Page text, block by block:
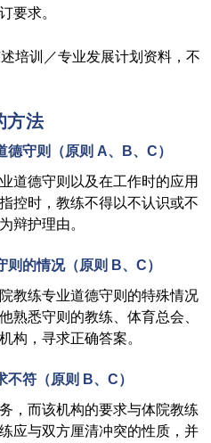
要求。
培训／专业发展计划资料，不
方法
德守则 （原则 A、 B、 C）
道德守则以及在工作时的应用
控时，教练不得以不认识或不
辩护理由。
则的情况（原则 B、 C）
教练专业道德守则的特殊情况
熟悉守则的教练、体育总会、
构，寻求正确答案。
不符 （原则 B、 C）
，而该机构的要求与体院教练
应与双方厘清冲突的性质，并